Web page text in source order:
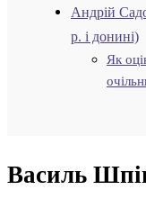
Андрій
р. і донині)
Як
Василь